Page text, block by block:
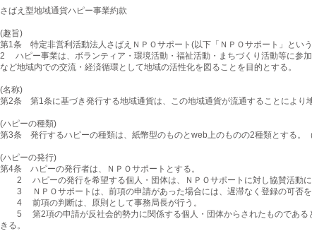
さばえ型地域通貨ハピー事業約款
(趣旨)
第1条 特定非営利活動法人さばえＮＰＯサポート(以下「ＮＰＯサポート」とい
2 ハピー事業は、ボランティア・環境活動・福祉活動・まちづくり活動等に参
など地域内での交流・経済循環として地域の活性化を図ることを目的とする。
(名称)
第2条 第1条に基づき発行する地域通貨は、この地域通貨が流通することにより
(ハピーの種類)
第3条 発行するハピーの種類は、紙幣型のものとweb上のものの2種類とする。
(ハピーの発行)
第4条 ハピーの発行者は、ＮＰＯサポートとする。
2 ハピーの発行を希望する個人・団体は、ＮＰＯサポートに対し協賛活動に
3 ＮＰＯサポートは、前項の申請があった場合には、遅滞なく登録の可否を
4 前項の判断は、原則として事務局長が行う。
5 第2項の申請が反社会的勢力に関係する個人・団体からされたものであると
きる。